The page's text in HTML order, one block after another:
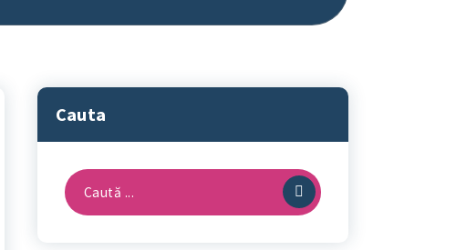
Cauta
Caută
după: